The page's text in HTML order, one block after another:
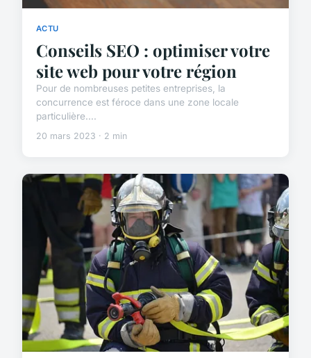
ACTU
Conseils SEO : optimiser votre
site web pour votre région
Pour de nombreuses petites entreprises, la
concurrence est féroce dans une zone locale
particulière....
20 mars 2023 · 2 min